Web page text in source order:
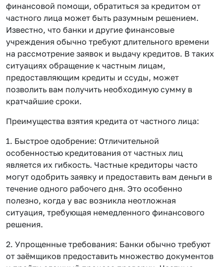
финансовой помощи, обратиться за кредитом от
частного лица может быть разумным решением.
Известно, что банки и другие финансовые
учреждения обычно требуют длительного времени
на рассмотрение заявок и выдачу кредитов. В таких
ситуациях обращение к частным лицам,
предоставляющим кредиты и ссуды, может
позволить вам получить необходимую сумму в
кратчайшие сроки.
Преимущества взятия кредита от частного лица:
1. Быстрое одобрение: Отличительной
особенностью кредитования от частных лиц
является их гибкость. Частные кредиторы часто
могут одобрить заявку и предоставить вам деньги в
течение одного рабочего дня. Это особенно
полезно, когда у вас возникла неотложная
ситуация, требующая немедленного финансового
решения.
2. Упрощенные требования: Банки обычно требуют
от заёмщиков предоставить множество документов